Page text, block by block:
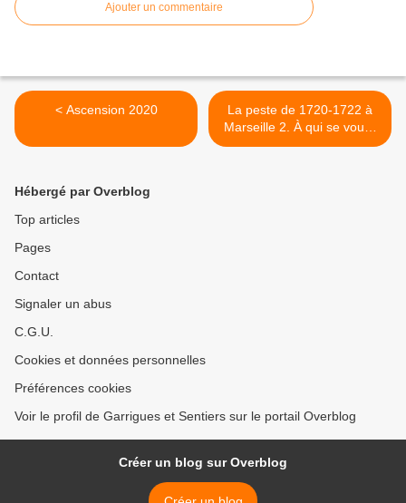
Ajouter un commentaire
< Ascension 2020
La peste de 1720-1722 à
Marseille 2. À qui se vouer
? >
Hébergé par Overblog
Top articles
Pages
Contact
Signaler un abus
C.G.U.
Cookies et données personnelles
Préférences cookies
Voir le profil de Garrigues et Sentiers sur le portail Overblog
Créer un blog sur Overblog